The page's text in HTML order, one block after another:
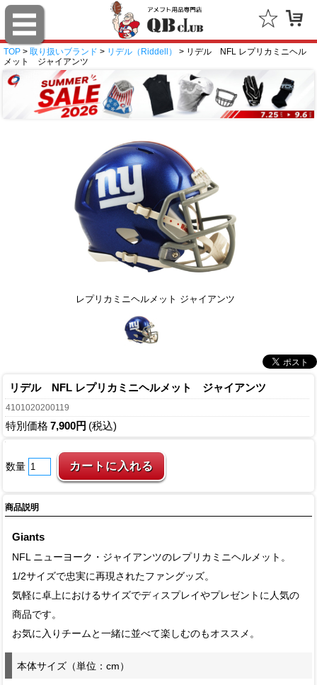
TOP > 取り扱いブランド > リデル（Riddell）
> リデル NFL レプリカミニヘル
メット ジャイアンツ
レプリカミニヘルメット ジャイアンツ
リデル NFL レプリカミニヘルメット ジャイアンツ
4101020200119
特別価格 7,900円 (税込)
数量
商品説明
Giants
NFL ニューヨーク・ジャイアンツのレプリカミニヘルメット。
1/2サイズで忠実に再現されたファングッズ。
気軽に卓上におけるサイズでディスプレイやプレゼントに人気の
商品です。
お気に入りチームと一緒に並べて楽しむのもオススメ。
本体サイズ（単位：cm）